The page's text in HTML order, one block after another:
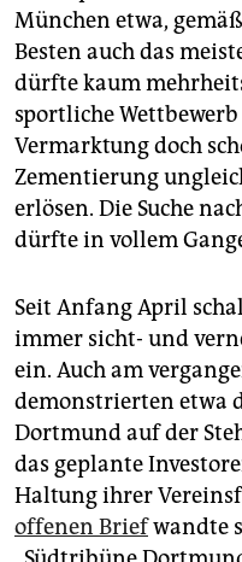
München etwa,
Besten auch das
dürfte kaum
sportliche
Vermarktung doch
Zementierung
erlösen. Die Suche
dürfte in vollem
Seit Anfang April
immer sicht- und
ein. Auch am
demonstrierten etwa
Dortmund auf der
das geplante
Haltung ihrer
offenen Briefwandte